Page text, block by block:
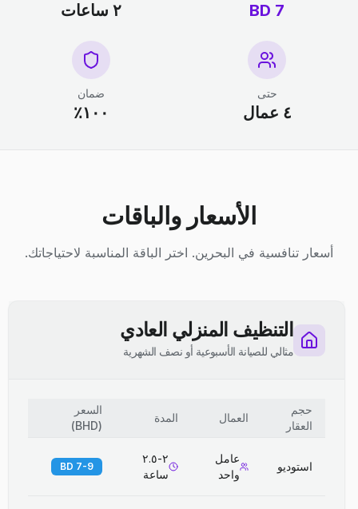
7 BD ٢ ساعات
حتى
٤ عمال
ضمان
١٠٠٪
الأسعار والباقات
أسعار تنافسية في البحرين. اختر الباقة المناسبة لاحتياجاتك.
التنظيف المنزلي العادي
مثالي للصيانة الأسبوعية أو نصف الشهرية
حجم
العقار
العمال المدة
السعر
(
BHD
)
استوديو
عامل
واحد
٢-٢.٥
ساعة
7-9 BD